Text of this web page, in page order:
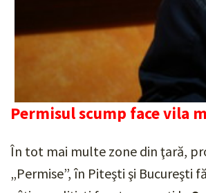
Permisul scump face vila
În tot mai multe zone din ţară,
„Permise”, în Piteşti şi Bucureşti